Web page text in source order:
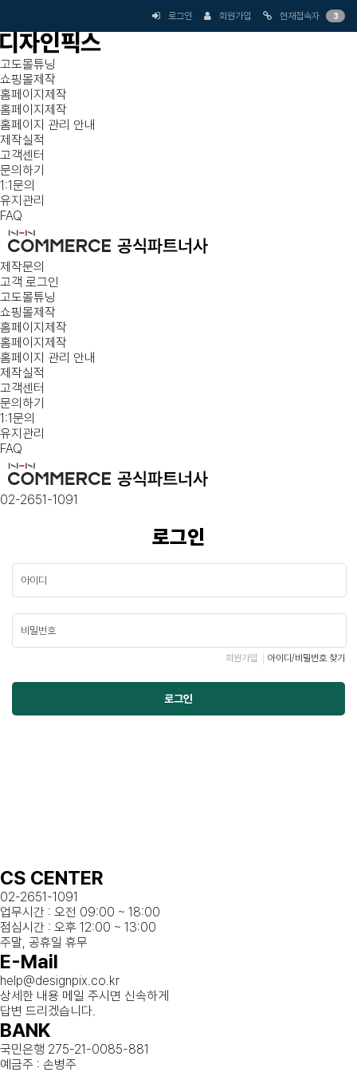
로그인 회원가입 현재접속자 3
고도몰튜닝
쇼핑몰제작
홈페이지제작
홈페이지제작
홈페이지 관리 안내
제작실적
고객센터
문의하기
1:1문의
유지관리
FAQ
제작문의
고객 로그인
고도몰튜닝
쇼핑몰제작
홈페이지제작
홈페이지제작
홈페이지 관리 안내
제작실적
고객센터
문의하기
1:1문의
유지관리
FAQ
02-2651-1091
로그인
로그인
회원가입 아이디/비밀번호 찾기
CS CENTER
02-2651-1091
업무시간 : 오전 09:00 ~ 18:00
점심시간 : 오후 12:00 ~ 13:00
주말, 공휴일 휴무
E-Mail
help@designpix.co.kr
상세한 내용 메일 주시면 신속하게
답변 드리겠습니다.
BANK
국민은행 275-21-0085-881
예금주 : 손병주